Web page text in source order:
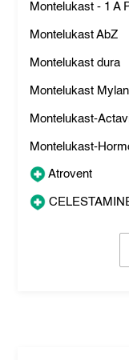
Montelukast - 1 A
Montelukast AbZ
Montelukast dura
Montelukast Mylan
Montelukast-
Montelukast-
Atrovent